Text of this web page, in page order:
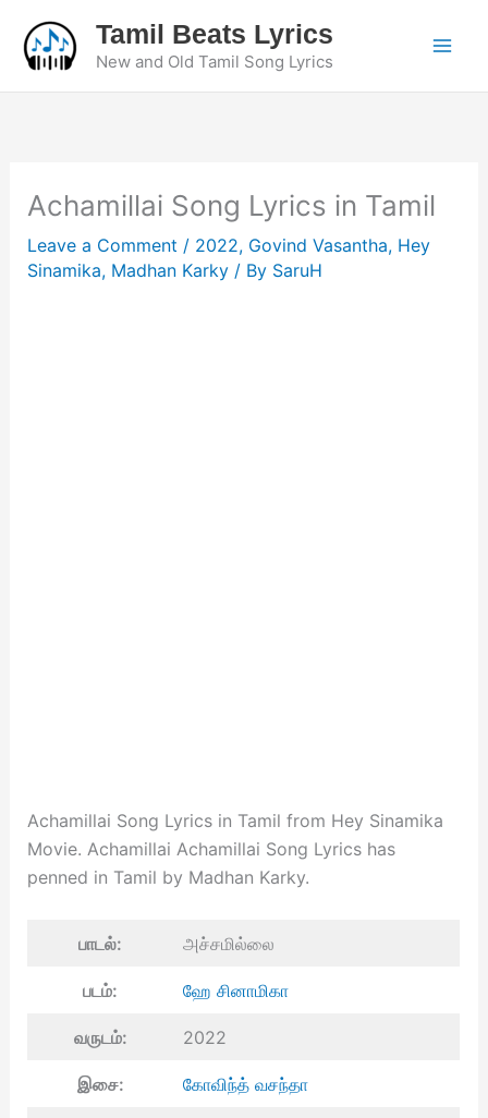
content
Tamil Beats Lyrics
New and Old Tamil Song Lyrics
Achamillai Song Lyrics in Tamil
Leave a Comment / 2022, Govind Vasantha, Hey
Sinamika, Madhan Karky/ By SaruH
Achamillai Song Lyrics in Tamil from Hey Sinamika
Movie. Achamillai Achamillai Song Lyrics has
penned in Tamil by Madhan Karky.
பாடல்: அச்சமில்லை
படம்: ஹே சினாமிகா
வருடம்: 2022
இசை: கோவிந்த் வசந்தா